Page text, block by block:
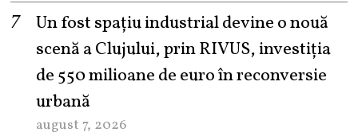
Un fost spațiu industrial devine o nouă
scenă a Clujului, prin RIVUS, investiția
de 550 milioane de euro în reconversie
urbană
august 7, 2026